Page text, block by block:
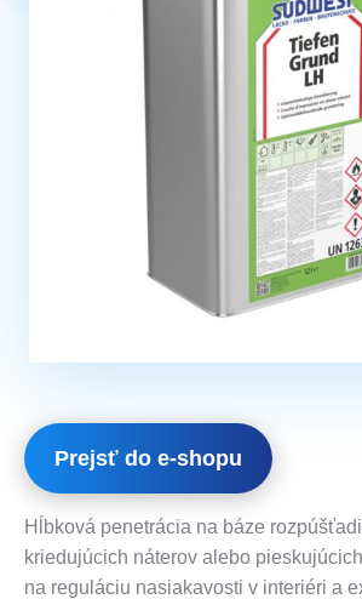
Prejsť do e-shopu
Hĺbková penetrácia na báze
kriedujúcich náterov alebo
na reguláciu nasiakavosti v interiéri a